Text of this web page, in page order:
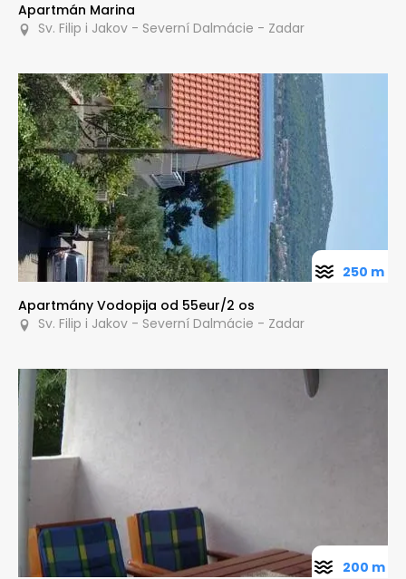
Apartmán Marina
Sv. Filip i Jakov - Severní Dalmácie - Zadar
Apartmány Vodopija od 55eur/2 os
Sv. Filip i Jakov - Severní Dalmácie - Zadar
250 m
200 m